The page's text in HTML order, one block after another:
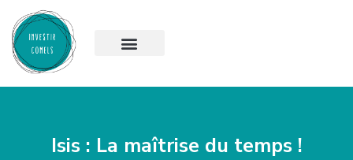
Isis : La maîtrise du temps !